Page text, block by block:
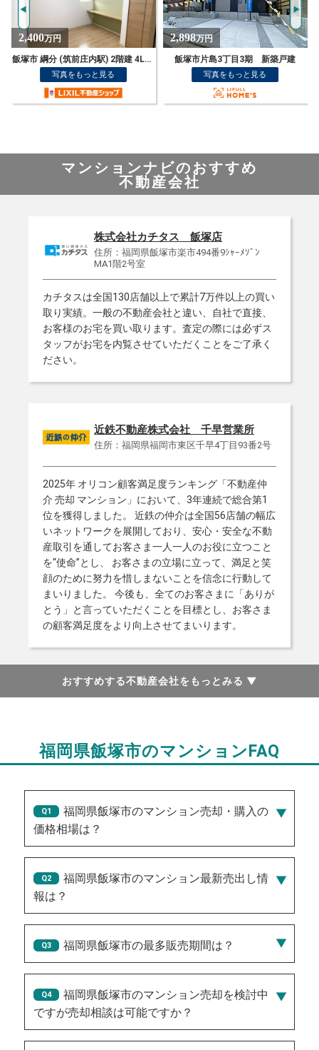
NEW!
NEW!
2,898万円
飯塚市片島3丁目3期 新築戸建
写真をもっと見る
750万円
飯塚市 綱分 1階建 4DK
写真をもっと見る
おすすめする不動産会社をもっとみる ▼
マンションナビのおすすめ
不動産会社
株式会社カチタス 飯塚店
住所：福岡県飯塚市楽市494番9ｼｬｰﾒｿﾞﾝ
MA1階2号室
カチタスは全国130店舗以上で累計7万件以上の買い
取り実績。一般の不動産会社と違い、自社で直接、
お客様のお宅を買い取ります。査定の際には必ずス
タッフがお宅を内覧させていただくことをご了承く
ださい。
近鉄不動産株式会社 千早営業所
住所：福岡県福岡市東区千早4丁目93番2号
2025年 オリコン顧客満足度ランキング「不動産仲
介 売却 マンション」において、3年連続で総合第1
位を獲得しました。 近鉄の仲介は全国56店舗の幅広
いネットワークを展開しており、安心・安全な不動
産取引を通してお客さま一人一人のお役に立つこと
を“使命”とし、 お客さまの立場に立って、満足と笑
顔のために努力を惜しまないことを信念に行動して
まいりました。 今後も、全てのお客さまに「ありが
とう」と言っていただくことを目標とし、お客さま
の顧客満足度をより向上させてまいります。
福岡県飯塚市のマンションFAQ
福岡県飯塚市のマンション売却・購入の
価格相場は？
福岡県飯塚市のマンション最新売出し情
報は？
2026/08/02/250万円 、 2026/08/04/3,950万円 、
2026/07/31/2,150万円 、 2026/07/29/1,650万円
、
福岡県飯塚市の最多販売期間は？
181
福岡県飯塚市のマンション売却を検討中
ですが売却相談は可能ですか？